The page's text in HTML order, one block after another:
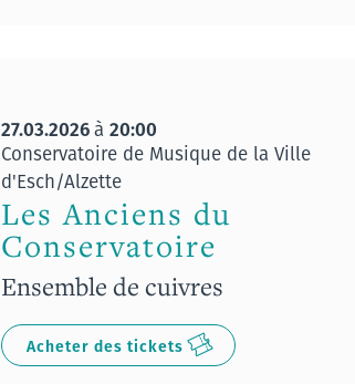
27.03.2026à 20:00
Conservatoire de Musique de la Ville
d'Esch/Alzette
Les Anciens du
Conservatoire
Ensemble de cuivres
Acheter des tickets